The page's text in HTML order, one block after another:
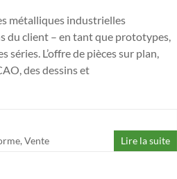
métalliques industrielles
du client – en tant que prototypes,
L’offre de pièces sur plan,
des dessins et
, Vente Lire la suite